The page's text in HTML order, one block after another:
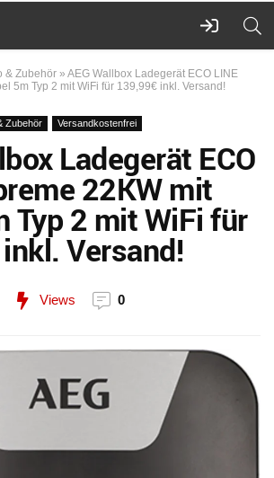
& Zubehör » AEG Wallbox Ladegerät ECO LINE
5m Typ 2 mit WiFi für 139,99€ inkl. Versand!
Zubehör Versandkostenfrei
Ladegerät ECO
22KW mit
Typ 2 mit WiFi für
Versand!
Views 0